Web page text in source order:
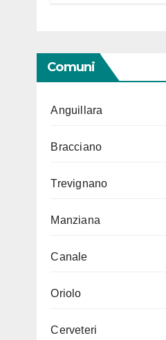
Comuni
Anguillara
Bracciano
Trevignano
Manziana
Canale
Oriolo
Cerveteri